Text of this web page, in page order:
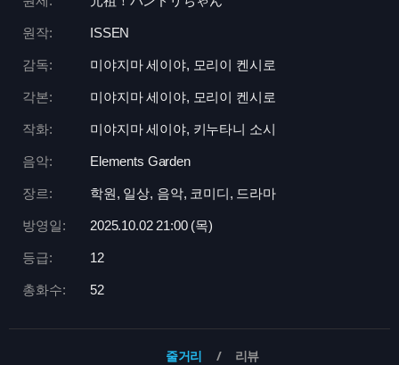
원작: ISSEN
감독: 미야지마 세이야, 모리이 켄시로
각본: 미야지마 세이야, 모리이 켄시로
작화: 미야지마 세이야, 키누타니 소시
음악: Elements Garden
장르: 학원, 일상, 음악, 코미디, 드라마
방영일: 2025.10.02 21:00 (목)
등급: 12
총화수: 52
줄거리 리뷰